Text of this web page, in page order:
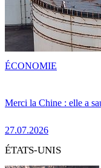
Merci la Chine : elle a
27.07.2026
ÉCONOMIE
ÉTATS-UNIS